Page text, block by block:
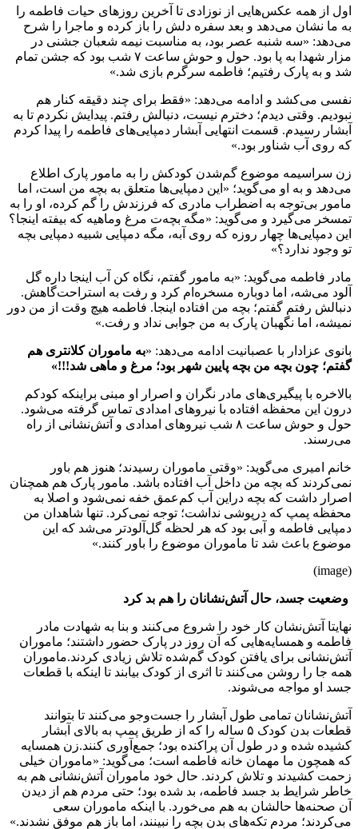
اول از همه عکس‌هایی از نوزادی تا آخرین روزهای حیات فاطمه را
به ما نشان می‌دهد و بعد سفره دلش را باز کرده و ماجرا را شرح
می‌دهد: «سه شنبه عصر بود، به مناسبت نیمه شعبان جشنی در
مزار شهدا به پا بود. حول و حوش ساعت ۷ شب بود که جشن تمام
شد و به پارک رفتیم؛ فاطمه سرگرم بازی شد.»
نفسی می‌کشد و ادامه می‌دهد: «فقط برای چند دقیقه کنار هم
نبودیم. وقتی دیدم؛ دخترم نیست، دنبالش رفتم. پیدایش نکردم تا به
آبشار رسیدم. قسمت انتهایی آبشار دمپایی‌های فاطمه را پیدا کردم
که روی آب شناور بود.»
زن سراسیمه موضوع گم‌شدن کودکش را به مامور پارک اطلاع
می‌دهد و به او می‌گوید؛ «این دمپایی‌ها متعلق به بچه من است، اما
مامور بی‌توجه به اضطراب مادری که فرزندش را گم کرده، او را به
تمسخر می‌گیرد و می‌گوید: «مگه بچه‌ت مرغ وماهیه که بیفته اینجا؟
این دمپایی‌ها چهار روزه که روی آبه، مگه دمپایی شبیه دمپایی بچه
تو وجود ندارد؟»
مادر فاطمه می‌گوید: «به مامور گفتم، نگاه کن آب اینجا داره گل
آلود می‌شه، اما دوباره مسخره‌ام کرد و رفت به استراحت‌گاهش.
دنبالش رفتم گفتم؛ بچه من افتاده اینجا. فاطمه هیچ وقت از من دور
نمیشه، اما نگهبان پارک به من جوابی نداد و رفت.»
بانوی عزادار با عصبانیت ادامه می‌دهد: «به ماموران کلانتری هم
گفتم؛ چون بچه من بچه پایین شهر بود؛ مرغ و ماهی شد!!!»
بالاخره با پیگیری‌های مادر نگران و اصرار او مبنی براینکه کودکم
درون این محفظه افتاده با نیروهای امدادی تماس گرفته می‌شود.
حول و حوش ساعت ۸ شب نیروهای امدادی و آتش‌نشانی از راه
می‌رسند.
خانم امیری می‌گوید: «وقتی ماموران رسیدند؛ هنوز هم باور
نمی‌کردند که بچه من داخل آب افتاده باشد. مامور پارک هم همچنان
اصرار داشت که بچه دراین آب کم‌عمق خفه نمی‌شود و اصلا به
محفظه پمپ که درپوشی نداشت؛ توجه نمی‌کرد. تنها شاهدان من
دمپایی فاطمه و آبی بود که هر لحظه گل‌آلود‌تر می‌شد که این
موضوع باعث شد تا ماموران موضوع را باور کنند.»
(image)
وضعیت جسد، حال آتش‌نشانان را هم بد کرد
نهایتا آتش‌نشان کار خود را شروع می‌کنند و بنا به شهادت مادر
فاطمه و همسایه‌هایی که آن روز در پارک حضور داشتند؛ ماموران
آتش‌نشانی برای یافتن کودک گم‌شده تلاش زیادی کردند.ماموران
همه جا را روشن ‌می‌کنند تا اثری از کودک بیابند تا اینکه با قطعات
جسد او مواجه می‌شوند.
آتش‌نشانان تمامی طول آبشار را جست‌وجو می‌کنند تا بتوانند
قطعات بدن کودک ۵ ساله را که از طریق پمپ به بالای آبشار
کشیده شده و در طول آن پراکنده بود؛ جمع‌آوری کنند.زن همسایه
که همچون ما مهمان خانه فاطمه است؛ می‌گوید: «ماموران خیلی
زحمت کشیدند و تلاش کردند. حال خود ماموران آتش‌نشانی هم به
خاطر شرایط بد جسد فاطمه، بد شده بود؛ حتی مردم هم از دیدن
آن صحنه‌ها حالشان به هم می‌خورد. با اینکه ماموران سعی
می‌کردند؛ مردم تکه‌های بدن بچه را نبینند، اما باز هم موفق نشدند.»